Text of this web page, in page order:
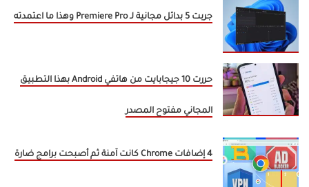
جربت 5 بدائل مجانية لـ Premiere Pro وهذا ما اعتمدته
حررت 10 جيجابايت من هاتفي Android بهذا التطبيق
المجاني مفتوح المصدر
4 إضافات Chrome كانت آمنة ثم أصبحت برامج ضارة